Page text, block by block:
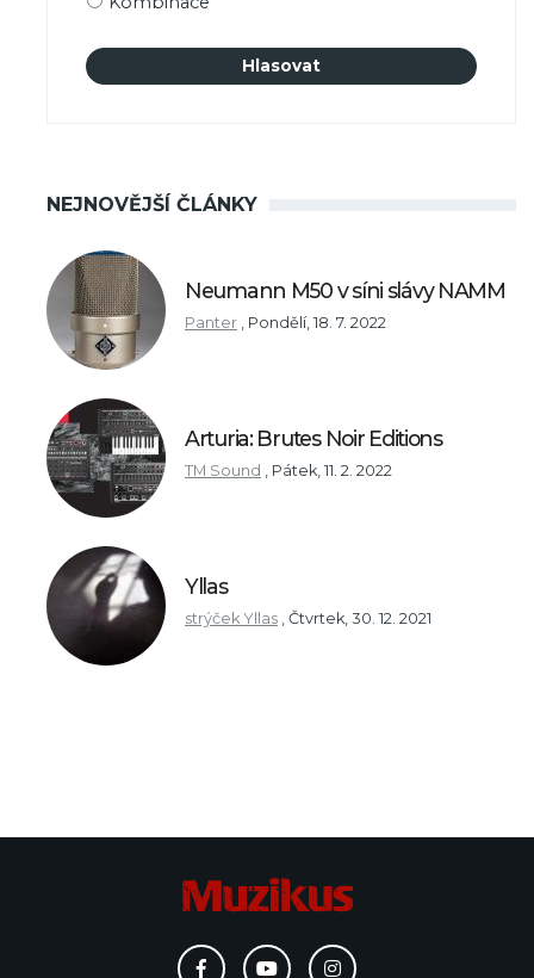
NEJNOVĚJŠÍ ČLÁNKY
Neumann M50 v síni slávy NAMM
Panter , Pondělí, 18. 7. 2022
Arturia: Brutes Noir Editions
TM Sound , Pátek, 11. 2. 2022
Yllas
strýček Yllas , Čtvrtek, 30. 12. 2021